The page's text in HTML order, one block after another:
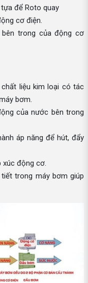
để Roto quay
cơ điện.
trong của động cơ
liệu kim loại có tác
bơm.
của nước bên trong
áp năng để hút, đẩy
động cơ.
trong máy bơm giúp